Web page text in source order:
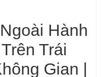
Hành
Trái
Gian |